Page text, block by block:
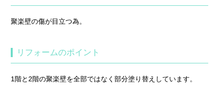
聚楽壁の傷が目立つ為。
リフォームのポイント
1階と2階の聚楽壁を全部ではなく部分塗り替えしています。